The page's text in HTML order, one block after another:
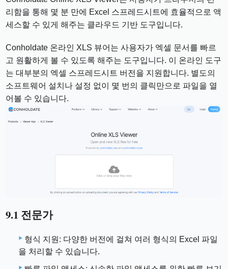
리함을 통해 몇 분 만에 Excel 스프레드시트에 효율적으로 액
세스할 수 있게 해주는 클라우드 기반 도구입니다.
Conholdate 온라인 XLS 뷰어는 사용자가 엑셀 문서를 빠르
고 원활하게 볼 수 있도록 해주는 도구입니다. 이 온라인 도구
는 대부분의 엑셀 스프레드시트 버전을 지원합니다. 별도의
소프트웨어 설치나 설정 없이 몇 번의 클릭만으로 파일을 열
어볼 수 있습니다.
9.1 전문가
형식 지원: 다양한 버전에 걸쳐 여러 형식의 Excel 파일
을 처리할 수 있습니다.